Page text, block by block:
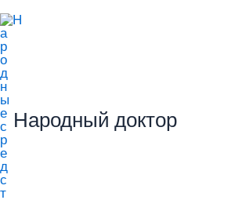
Перейти
к
содержимому
Народный доктор